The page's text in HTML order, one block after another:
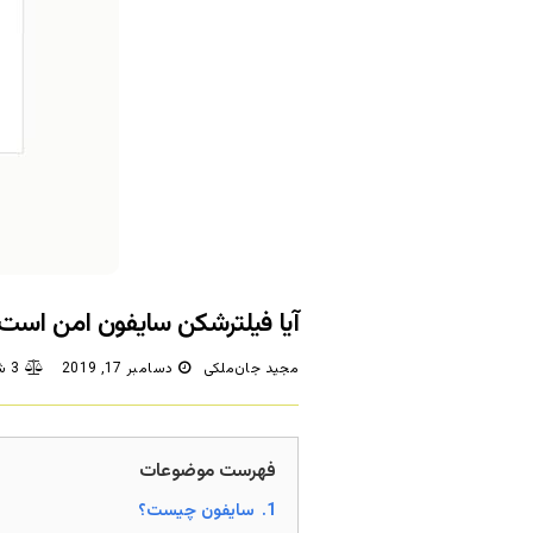
آیا فیلترشکن سایفون امن
مجید جان‌ملکی دسامبر 17, 2019 3 شکایت/دیدگاه
فهرست موضوعات
1. سایفون چیست؟